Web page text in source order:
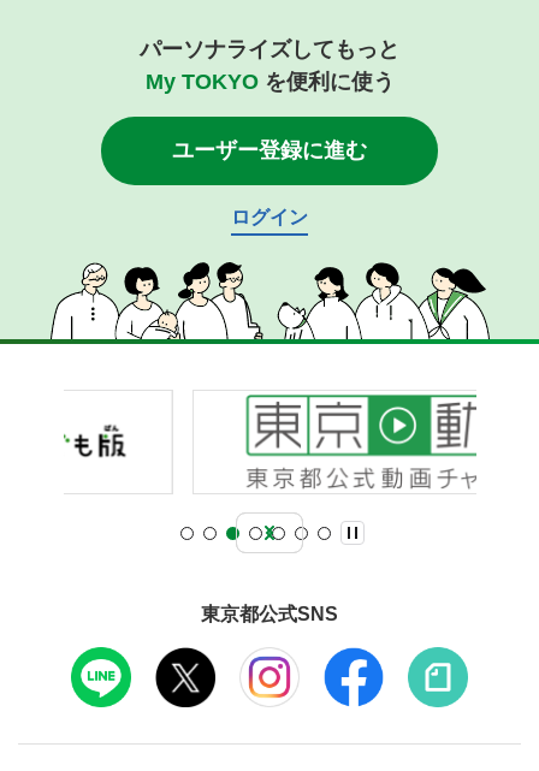
パーソナライズしてもっと
My TOKYOを便利に使う
ユーザー登録に進む
ログイン
東京都公式SNS